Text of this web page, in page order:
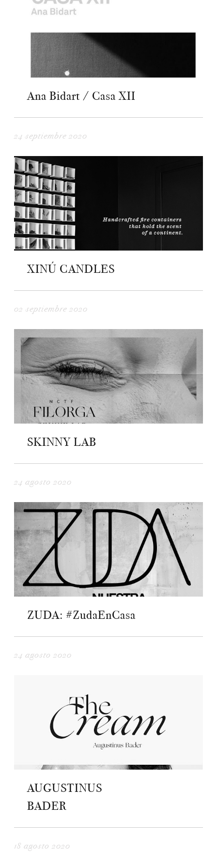
Ana Bidart / Casa XII
24 septiembre 2020
XINÚ CANDLES
02 septiembre 2020
SKINNY LAB
24 agosto 2020
ZUDA: #ZudaEnCasa
24 agosto 2020
AUGUSTINUS
BADER
18 agosto 2020